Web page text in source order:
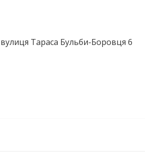
Тараса Бульби-Боровця 6